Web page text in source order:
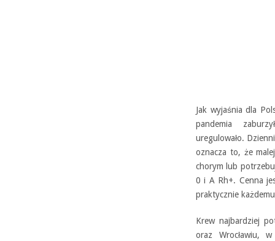
Jak wyjaśnia dla
pandemia
uregulowało.
oznacza to, że
chorym lub
0 i A Rh+. Cenna
praktycznie
Krew najbardziej
oraz Wrocławiu,